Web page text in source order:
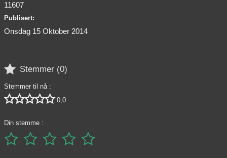
11607
Publisert:
Onsdag 15 Oktober 2014
 Stemmer (0)
Stemmer til nå :
 0,0
Din stemme :
    